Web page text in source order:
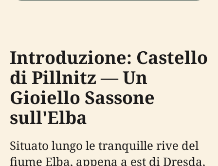
Introduzione: Castello
di Pillnitz — Un
Gioiello Sassone
sull'Elba
Situato lungo le tranquille rive del
fiume Elba, appena a est di Dresda,